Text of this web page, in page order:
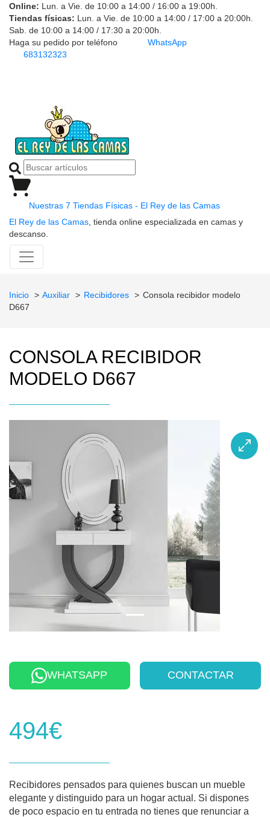
Online: Lun. a Vie. de 10:00 a 14:00 / 16:00 a 19:00h.
Tiendas físicas: Lun. a Vie. de 10:00 a 14:00 / 17:00 a 20:00h.
Sab. de 10:00 a 14:00 / 17:30 a 20:00h.
Haga su pedido por teléfono
683132323
WhatsApp
Nuestras 7 Tiendas Físicas - El Rey de las Camas
El Rey de las Camas , tienda online especializada en camas y
descanso.
Inicio Auxiliar Recibidores
Consola recibidor modelo
D667
CONSOLA RECIBIDOR
MODELO D667
WHATSAPP CONTACTAR
494€
Recibidores pensados para quienes buscan un mueble
elegante y distinguido para un hogar actual. Si dispones
de poco espacio en tu entrada no tienes que renunciar a